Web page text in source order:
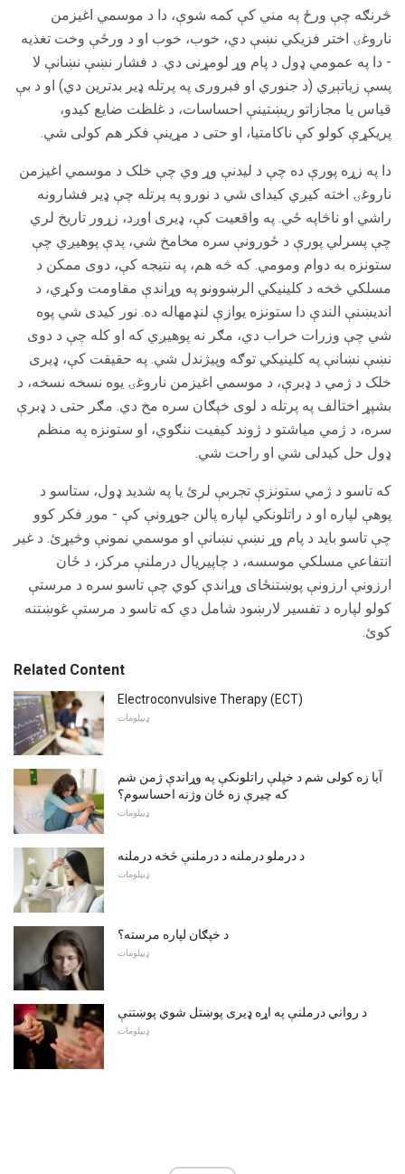
څرنګه چې ورځ په مني کې کمه شوې، دا د موسمي اغیزمن
ناروغۍ اختر فزیکي نښې دي، خوب، خوب او د ورځې وخت تغذیه
- دا په عمومي ډول د پام وړ لومړنی دي. د فشار نښې نښانې لا
پسې زیاتېږي (د جنوري او فبروری په پرتله ډیر بدترین دي) او د بې
قیاس یا مجازاتو ریښتینې احساسات، د غلظت ضایع کیدو،
پریکړې کولو کې ناکامتیا، او حتی د مړینې فکر هم کولی شي.
دا په زړه پورې ده چې د لیدنې وړ وي چې خلک د موسمي اغیزمن
ناروغۍ اخته کیږي کیدای شي د نورو په پرتله چې ډیر فشارونه
راشي او ناڅاپه ځي. په واقعیت کې، ډیری اوږد، زړور تاریخ لري
چې پسرلي پورې د ځورونې سره مخامخ شي، پدې پوهیږي چې
ستونزه به دوام ومومي. که څه هم، په نتیجه کې، دوی ممکن د
مسلکي څخه د کلینیکي الرښوونو په وړاندې مقاومت وکړي، د
اندیښنې الندې دا ستونزه یوازې لنډمهاله ده. نور کیدی شي پوه
شي چې وزرات خراب دي، مګر نه پوهيږي که او کله چې د دوی
نښې نښانې په کلینیکي توګه وپیژندل شي. په حقیقت کې، ډیری
خلک د ژمي د ډبرې، د موسمي اغیزمن ناروغۍ یوه نسخه نسخه، د
بشپړ اختالف په پرتله د لوی خپګان سره مخ دي. مګر حتی د ډبرې
سره، د ژمي میاشتو د ژوند کیفیت ننګوي، او ستونزه په منظم
ډول حل کیدلی شي او راحت شي.
که تاسو د ژمي ستونزې تجربې لرئ یا په شدید ډول، ستاسو د
پوهې لپاره او د راتلونکي لپاره پالن جوړونې کې - موږ فکر کوو
چې تاسو باید د پام وړ نښې نښانې او موسمي نمونې وڅیړئ. د غیر
انتفاعي مسلکي موسسه، د چاپیریال درملنې مرکز، د ځان
ارزونې ارزونې پوښتنځای وړاندې کوي چې تاسو سره د مرستې
کولو لپاره د تفسیر لارښود شامل دي که تاسو د مرستې غوښتنه
کوئ.
Related Content
Electroconvulsive Therapy (ECT)
ډیپلومات
آیا زه کولی شم د خپلې راتلونکې په وړاندې ژمن شم
که چیرې زه ځان وژنه احساسوم؟
ډیپلومات
د درملو درملنه د درملنې څخه درملنه
ډیپلومات
د خپګان لپاره مرسته؟
ډیپلومات
د رواني درملنې په اړه ډیری پوښتل شوي پوښتنې
ډیپلومات